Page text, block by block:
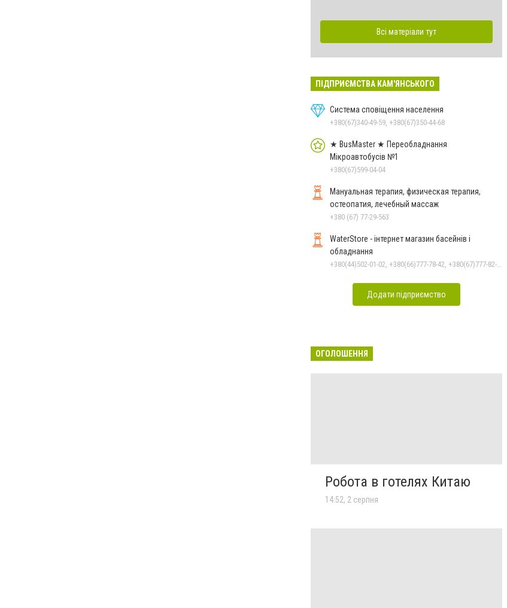
Всі матеріали тут
ПІДПРИЄМСТВА КАМ'ЯНСЬКОГО
Система сповіщення населення
+380(67)340-49-59, +380(67)350-44-68
★ BusMaster ★ Переобладнання
Мікроавтобусів №1
+380(67)599-04-04
Мануальная терапия, физическая терапия,
остеопатия, лечебный массаж
+380 (67) 77-29-563
WaterStore - інтернет магазин басейнів і
обладнання
Додати підприємство
ОГОЛОШЕННЯ
Робота в готелях Китаю
14:52, 2 серпня